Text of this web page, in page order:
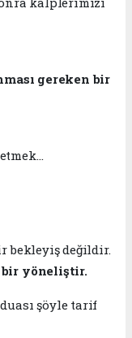
gereken bir
bekleyiş değildir.
bir yöneliştir.
şöyle tarif